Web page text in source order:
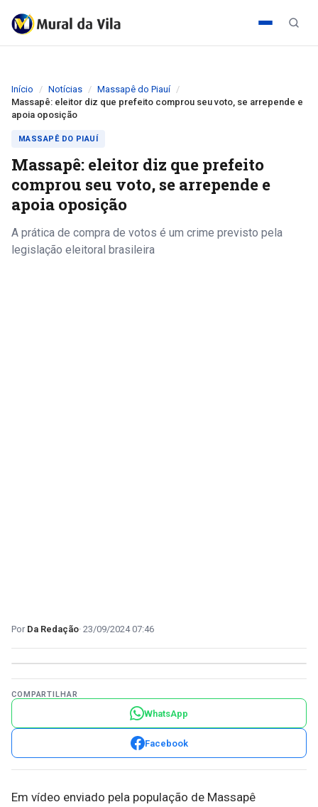
Início Notícias
Massapê do Piauí
Massapê: eleitor diz que prefeito comprou seu voto, se arrepende e
apoia oposição
MASSAPÊ DO PIAUÍ
Massapê: eleitor diz que prefeito
comprou seu voto, se arrepende e
apoia oposição
A prática de compra de votos é um crime previsto pela
legislação eleitoral brasileira
Da Redação 23/09/2024 07:46
COMPARTILHAR
WhatsApp
Facebook
Em vídeo enviado pela população de Massapê